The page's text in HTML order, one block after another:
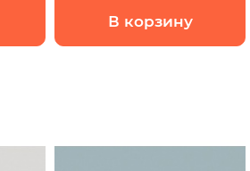
В корзину